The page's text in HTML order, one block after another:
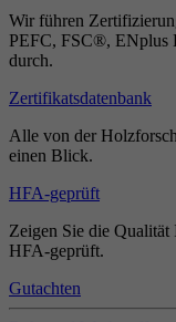
Wir führen
PEFC, FSC®, ENplus
durch.
Zertifikatsdatenbank
Alle von der
einen Blick.
HFA-geprüft
Zeigen Sie die
HFA-geprüft.
Gutachten